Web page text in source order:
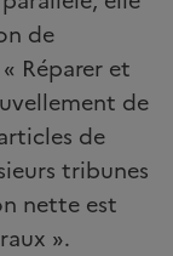
de
Réparer et
de
de
tribunes
nette est
».